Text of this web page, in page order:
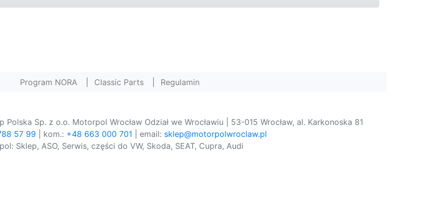
Program NORA Classic Parts Regulamin
Polska Sp. z o.o. Motorpol Wrocław Odział we Wrocławiu | 53-015 Wrocław, al. Karkonoska 81
57 99 | kom.: +48 663 000 701 | email: sklep@motorpolwroclaw.pl
Sklep, ASO, Serwis, części do VW, Skoda, SEAT, Cupra, Audi